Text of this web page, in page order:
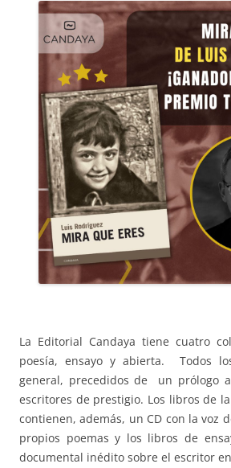
La Editorial Candaya tiene cuatro
poesía, ensayo y abierta. Todos
general, precedidos de un prólogo
escritores de prestigio. Los libros de
contienen, además, un CD con la voz
propios poemas y los libros de
documental inédito sobre el escritor